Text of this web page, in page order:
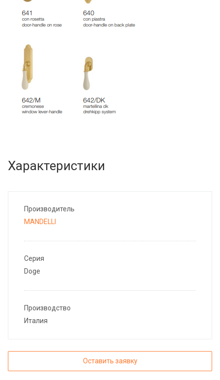
Характеристики
Производитель
MANDELLI
Серия
Doge
Производство
Италия
Оставить заявку